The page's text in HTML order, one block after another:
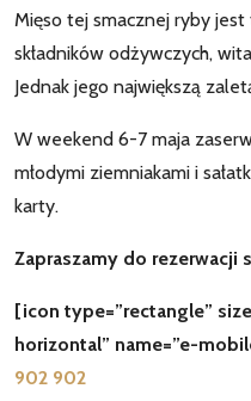
Mięso tej smacznej ryby
składników odżywczych,
Jednak jego największą
W weekend 6-7 maja
młodymi ziemniakami i
karty.
Zapraszamy do rezerwacji
[icon type=”rectangle”
horizontal” name=”e-
902 902